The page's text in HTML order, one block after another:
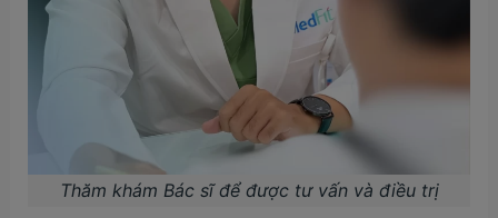
Thăm khám Bác sĩ để được tư vấn và điều trị